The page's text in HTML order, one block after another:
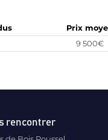
Prix
9 500€
rencontrer